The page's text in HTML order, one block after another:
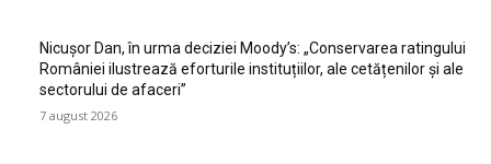
Nicușor Dan, în urma deciziei Moody’s: „Conservarea ratingului
României ilustrează eforturile instituțiilor, ale cetățenilor și ale
sectorului de afaceri”
7 august 2026